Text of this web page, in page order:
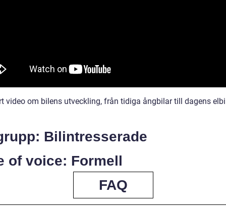
video om bilens utveckling, från tidiga ångbilar till dagens
Bilintresserade
of voice: Formell
FAQ